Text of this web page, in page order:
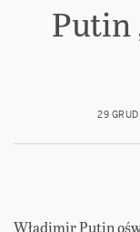
Putin
29
Władimir Putin